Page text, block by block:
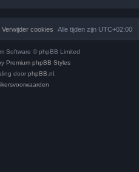
Alle tijden zijn UTC+02:00
Verwijder cookies
Software © phpBB Limited
Premium phpBB Styles
door phpBB.nl